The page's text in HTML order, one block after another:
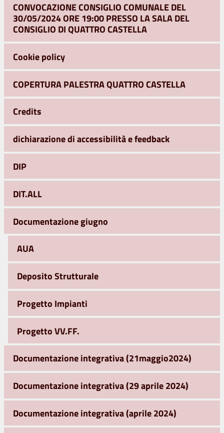
CONVOCAZIONE CONSIGLIO COMUNALE DEL
30/05/2024 ORE 19:00 PRESSO LA SALA DEL
CONSIGLIO DI QUATTRO CASTELLA
Cookie policy
COPERTURA PALESTRA QUATTRO CASTELLA
Credits
dichiarazione di accessibilità e feedback
DIP
DIT.ALL
Documentazione giugno
AUA
Deposito Strutturale
Progetto Impianti
Progetto VV.FF.
Documentazione integrativa (21maggio2024)
Documentazione integrativa (29 aprile 2024)
Documentazione integrativa (aprile 2024)